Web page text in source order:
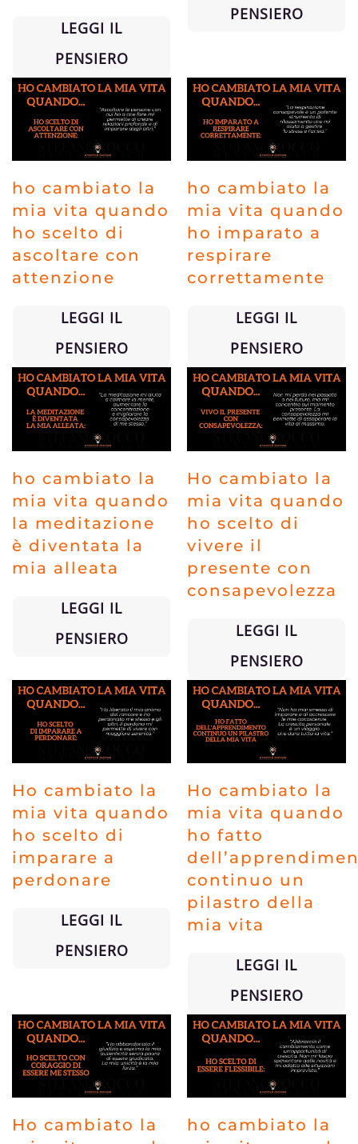
LEGGI IL
PENSIERO
PENSIERO
ho cambiato la
mia vita quando
ho scelto di
ascoltare con
attenzione
LEGGI IL
PENSIERO
ho cambiato la
mia vita quando
ho imparato a
respirare
correttamente
LEGGI IL
PENSIERO
ho cambiato la
mia vita quando
la meditazione
è diventata la
mia alleata
LEGGI IL
PENSIERO
Ho cambiato la
mia vita quando
ho scelto di
vivere il
presente con
consapevolezza
LEGGI IL
PENSIERO
Ho cambiato la
mia vita quando
ho scelto di
imparare a
perdonare
LEGGI IL
PENSIERO
Ho cambiato la
mia vita quando
ho fatto
continuo un
pilastro della
mia vita
LEGGI IL
PENSIERO
Ho cambiato la
ho cambiato la